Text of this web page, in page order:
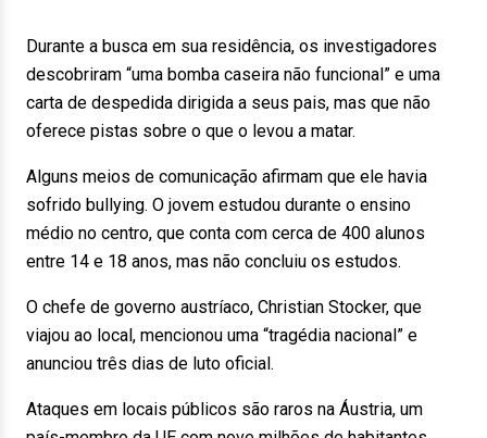
Durante a busca em sua residência, os investigadores
descobriram “uma bomba caseira não funcional” e uma
carta de despedida dirigida a seus pais, mas que não
oferece pistas sobre o que o levou a matar.
Alguns meios de comunicação afirmam que ele havia
sofrido bullying. O jovem estudou durante o ensino
médio no centro, que conta com cerca de 400 alunos
entre 14 e 18 anos, mas não concluiu os estudos.
O chefe de governo austríaco, Christian Stocker, que
viajou ao local, mencionou uma “tragédia nacional” e
anunciou três dias de luto oficial.
Ataques em locais públicos são raros na Áustria, um